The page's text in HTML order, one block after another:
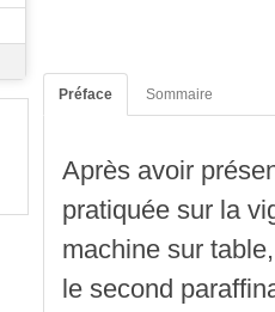
Préface Sommaire
Après avoir
pratiquée sur la
machine sur
le second